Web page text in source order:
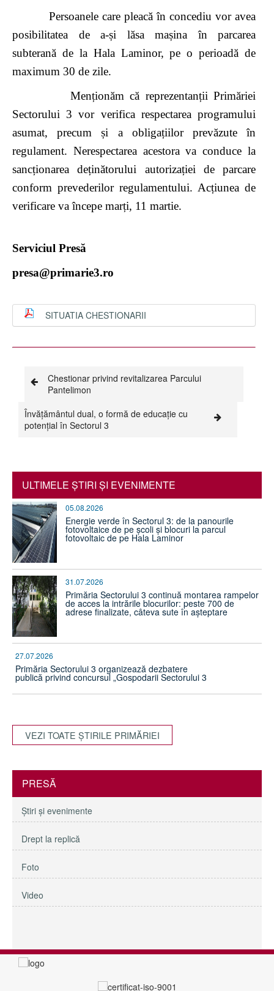
Persoanele care pleacă în concediu vor avea
posibilitatea de a-și lăsa mașina în parcarea
subterană de la Hala Laminor, pe o perioadă de
maximum 30 de zile.
Menționăm că reprezentanții Primăriei
Sectorului 3 vor verifica respectarea programului
asumat, precum și a obligațiilor prevăzute în
regulament. Nerespectarea acestora va conduce la
sancționarea deținătorului autorizației de parcare
conform prevederilor regulamentului. Acțiunea de
verificare va începe marți, 11 martie.
Serviciul Presă
presa@primarie3.ro
SITUATIA CHESTIONARII
Chestionar privind revitalizarea Parcului
Pantelimon
Învățământul dual, o formă de educație cu
potențial în Sectorul 3
ULTIMELE ŞTIRI ŞI EVENIMENTE
05.08.2026
Energie verde în Sectorul 3: de la panourile
fotovoltaice de pe școli și blocuri la parcul
fotovoltaic de pe Hala Laminor
31.07.2026
Primăria Sectorului 3 continuă montarea rampelor
de acces la intrările blocurilor: peste 700 de
adrese finalizate, câteva sute în așteptare
27.07.2026
Primăria Sectorului 3 organizează dezbatere
publică privind concursul „Gospodarii Sectorului 3
VEZI TOATE ŞTIRILE PRIMĂRIEI
PRESĂ
Ştiri şi evenimente
Drept la replică
Foto
Video